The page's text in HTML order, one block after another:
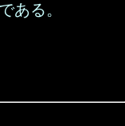
ある。